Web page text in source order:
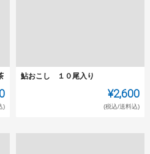
)
鮎おこし １０尾入り
¥2,600
(税込/送料込)